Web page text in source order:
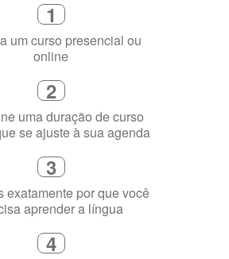
1
um curso presencial ou
online
2
uma duração de curso
se ajuste à sua agenda
3
exatamente por que você
aprender a língua
4